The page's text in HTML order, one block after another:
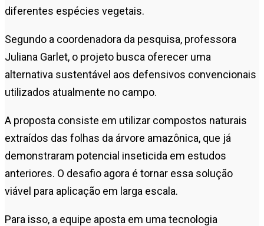
diferentes espécies vegetais.
Segundo a coordenadora da pesquisa, professora
Juliana Garlet, o projeto busca oferecer uma
alternativa sustentável aos defensivos convencionais
utilizados atualmente no campo.
A proposta consiste em utilizar compostos naturais
extraídos das folhas da árvore amazônica, que já
demonstraram potencial inseticida em estudos
anteriores. O desafio agora é tornar essa solução
viável para aplicação em larga escala.
Para isso, a equipe aposta em uma tecnologia